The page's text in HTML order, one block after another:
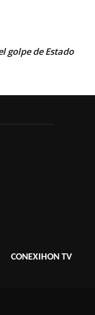
golpe de Estado
CONEXIHON TV